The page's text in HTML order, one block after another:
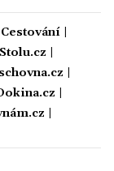
Cestování|